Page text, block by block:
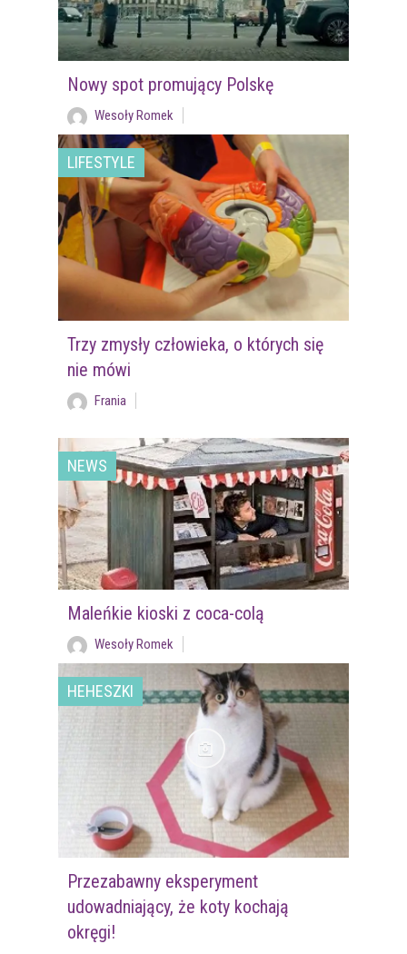
Nowy spot promujący Polskę
Wesoły Romek
LIFESTYLE
Trzy zmysły człowieka, o których się
nie mówi
Frania
NEWS
Maleńkie kioski z coca-colą
Wesoły Romek
HEHESZKI
Przezabawny eksperyment
udowadniający, że koty kochają
okręgi!